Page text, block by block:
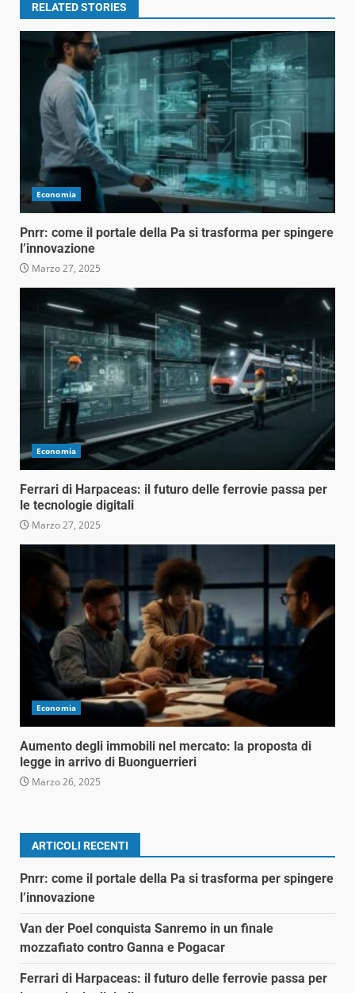
RELATED STORIES
Economia
Pnrr: come il portale della Pa si trasforma per spingere
l’innovazione
Marzo 27, 2025
Economia
Ferrari di Harpaceas: il futuro delle ferrovie passa per
le tecnologie digitali
Marzo 27, 2025
Economia
Aumento degli immobili nel mercato: la proposta di
legge in arrivo di Buonguerrieri
Marzo 26, 2025
ARTICOLI RECENTI
Pnrr: come il portale della Pa si trasforma per spingere
l’innovazione
Van der Poel conquista Sanremo in un finale
mozzafiato contro Ganna e Pogacar
Ferrari di Harpaceas: il futuro delle ferrovie passa per